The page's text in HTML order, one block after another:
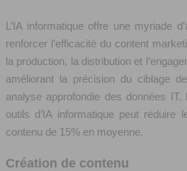
L’IA informatique offre une myriade
renforcer l’efficacité du content
la production, la distribution et
améliorant la précision du ciblage
analyse approfondie des données IT.
outils d’IA informatique peut réduire
contenu de 15% en moyenne.
Création de contenu